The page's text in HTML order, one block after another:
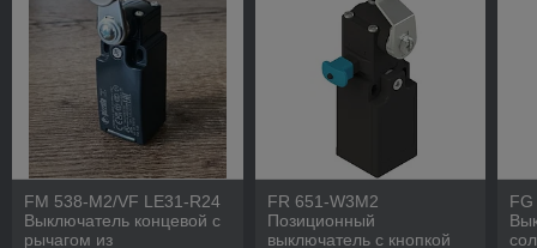
FM 538-М2/VF LE31-R24
Выключатель концевой с
рычагом из
FR 651-W3M2
Позиционный
выключатель с кнопкой